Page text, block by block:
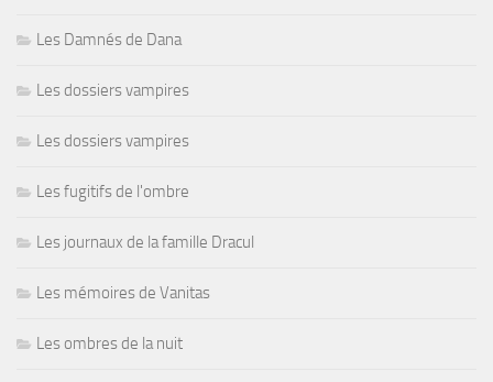
Les Damnés de Dana
Les dossiers vampires
Les dossiers vampires
Les fugitifs de l'ombre
Les journaux de la famille Dracul
Les mémoires de Vanitas
Les ombres de la nuit